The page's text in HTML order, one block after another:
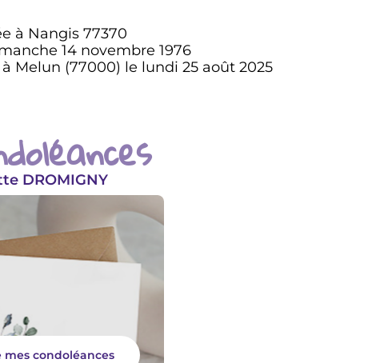
à Nangis 77370
14 novembre 1976
Melun (77000) le lundi 25 août 2025
DROMIGNY
mes condoléances